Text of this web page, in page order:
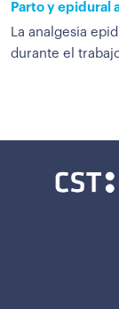
Parto y epidural
La analgesia
durante el